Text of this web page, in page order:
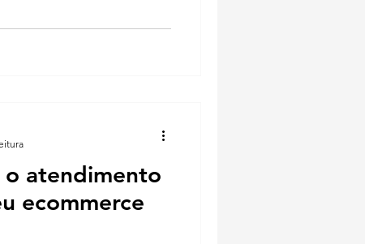
atendimento
ecommerce